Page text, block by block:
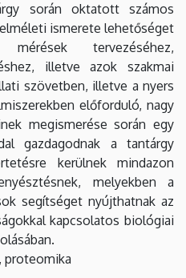
során oktatott számos
ismerete lehetőséget
tervezéséhez,
illetve azok szakmai
szövetben, illetve a nyers
előforduló, nagy
megismerése során egy
gazdagodnak a tantárgy
kerülnek mindazon
melyekben a
segítséget nyújthatnak az
kapcsolatos biológiai
proteomika